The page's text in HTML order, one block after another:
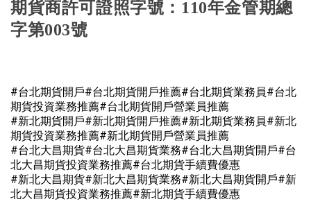
期貨商許可證照字號： 110年金管期總
字第003號
#台北期貨開戶#台北期貨開戶推薦#台北期貨業務員#台北
期貨投資業務推薦#台北期貨開戶營業員推薦
#新北期貨開戶#新北期貨開戶推薦#新北期貨業務員#新北
期貨投資業務推薦#新北期貨開戶營業員推薦
#台北大昌期貨#台北大昌期貨業務#台北大昌期貨開戶#台
北大昌期貨投資業務推薦#台北期貨手續費優惠
#新北大昌期貨#新北大昌期貨業務#新北大昌期貨開戶#新
北大昌期貨投資業務推薦#新北期貨手續費優惠